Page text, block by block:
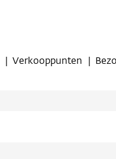
Verkooppunten